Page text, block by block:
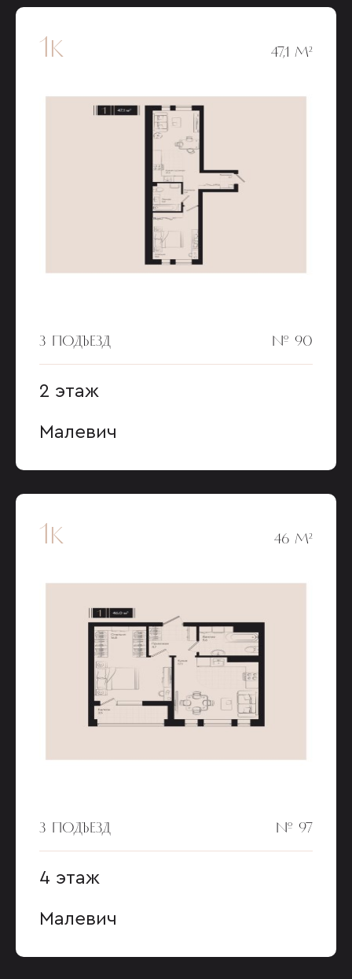
1к 47,1 М²
3 ПОДЪЕЗД № 90
2 этаж
Малевич
1к 46 М²
3 ПОДЪЕЗД № 97
4 этаж
Малевич